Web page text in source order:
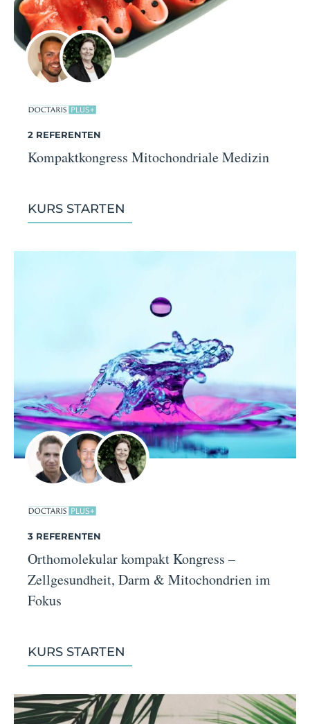
2 REFERENTEN
Kompaktkongress Mitochondriale Medizin
KURS STARTEN
3 REFERENTEN
Orthomolekular kompakt Kongress –
Zellgesundheit, Darm & Mitochondrien im
Fokus
KURS STARTEN